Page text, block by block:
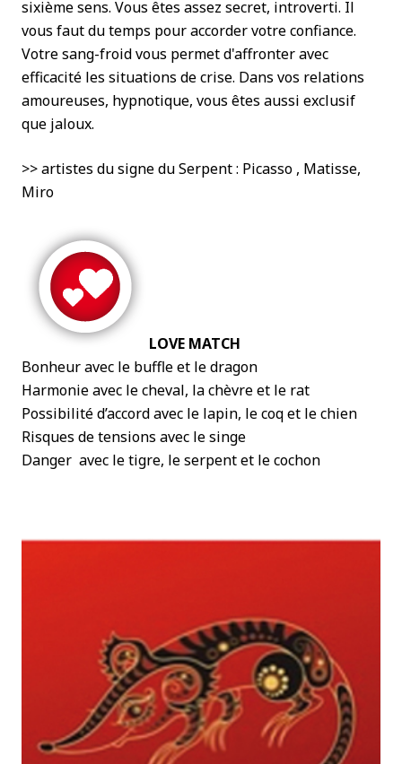
sixième sens. Vous êtes assez secret, introverti. Il
vous faut du temps pour accorder votre confiance.
Votre sang-froid vous permet d'affronter avec
efficacité les situations de crise. Dans vos relations
amoureuses, hypnotique, vous êtes aussi exclusif
que jaloux.
>> artistes du signe du Serpent : Picasso , Matisse,
Miro
LOVE MATCH
Bonheur avec le buffle et le dragon
Harmonie avec le cheval, la chèvre et le rat
Possibilité d’accord avec le lapin, le coq et le chien
Risques de tensions avec le singe
Danger avec le tigre, le serpent et le cochon